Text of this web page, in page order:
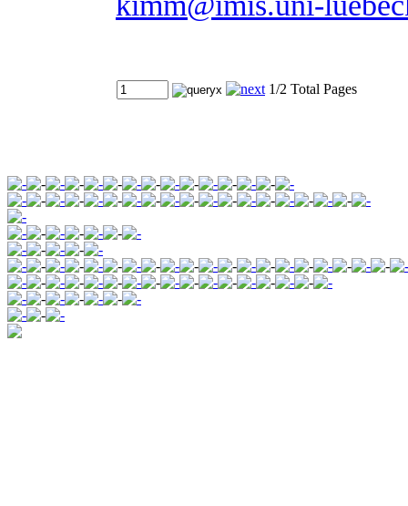
1/2 Total Pages